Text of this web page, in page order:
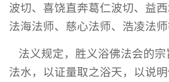
波切、喜饶直奔葛仁波切、益西
法海法师、慈心法师、浩凌法师
法义规定，胜义浴佛法会的宗
法水，以证量取之浴天，以说